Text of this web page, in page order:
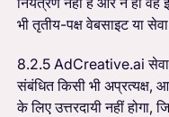
भी तृतीय-पक्ष वेबसाइट या
8.2.5 AdCreative.ai
संबंधित किसी भी अप्रत्यक्ष,
के लिए उत्तरदायी नहीं होगा,